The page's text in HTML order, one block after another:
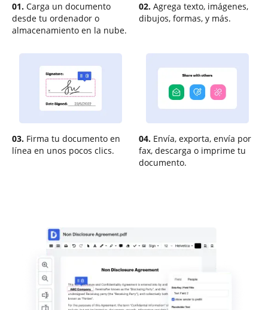
01. Carga un documento
desde tu ordenador o
almacenamiento en la nube.
02. Agrega texto, imágenes,
dibujos, formas, y más.
03. Firma tu documento en
línea en unos pocos clics.
04. Envía, exporta, envía por
fax, descarga o imprime tu
documento.